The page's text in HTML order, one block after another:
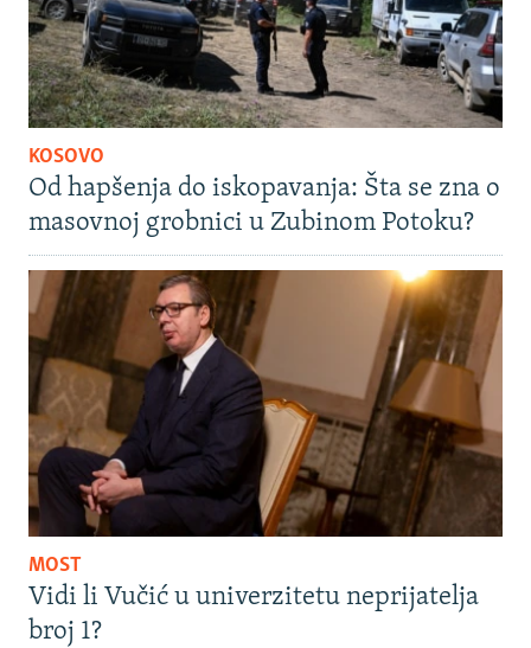
KOSOVO
Od hapšenja do iskopavanja: Šta se zna o
masovnoj grobnici u Zubinom Potoku?
MOST
Vidi li Vučić u univerzitetu neprijatelja
broj 1?